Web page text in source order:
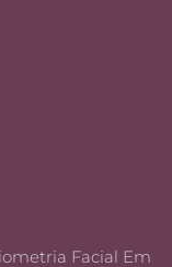
Facial Em